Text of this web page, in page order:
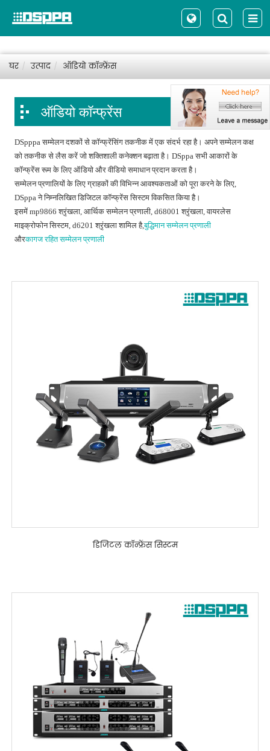
घर उत्पाद ऑडियो कॉन्फ्रेंस
ऑडियो कॉन्फ्रेंस
DSpppa सम्मेलन दशकों से कॉन्फ्रेंसिंग तकनीक में एक संदर्भ रहा है। अपने सम्मेलन कक्ष
को तकनीक से लैस करें जो शक्तिशाली कनेक्शन बढ़ाता है। DSppa सभी आकारों के
कॉन्फ्रेंस रूम के लिए ऑडियो और वीडियो समाधान प्रदान करता है।
सम्मेलन प्रणालियों के लिए ग्राहकों की विभिन्न आवश्यकताओं को पूरा करने के लिए,
DSppa ने निम्नलिखित डिजिटल कॉन्फ्रेंस सिस्टम विकसित किया है।
इसमें mp9866 श्रृंखला, आर्थिक सम्मेलन प्रणाली, d68001 श्रृंखला, वायरलेस
माइक्रोफोन सिस्टम, d6201 श्रृंखला शामिल है,बुद्धिमान सम्मेलन प्रणाली
औरकागज रहित सम्मेलन प्रणाली
डिजिटल कॉन्फ्रेंस सिस्टम